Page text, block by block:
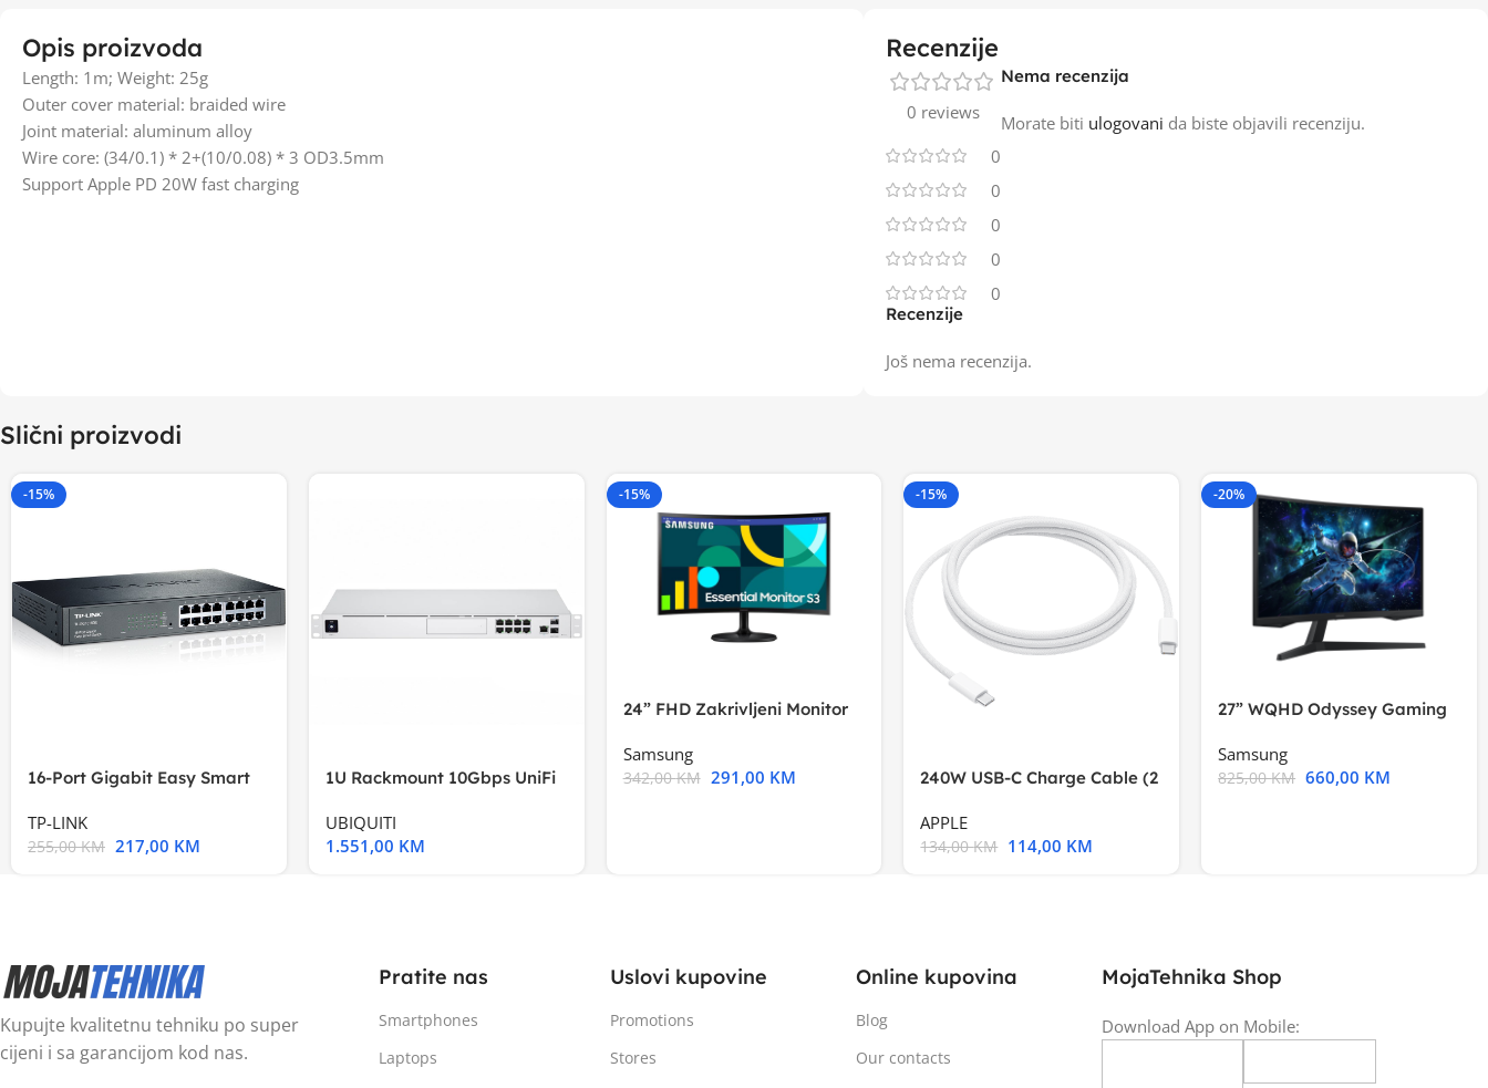
Opis proizvoda
Length: 1m; Weight: 25g
Outer cover material: braided wire
Joint material: aluminum alloy
Wire core: (34/0.1) * 2+(10/0.08) * 3 OD3.5mm
Support Apple PD 20W fast charging
Recenzije
0 reviews
0
0
0
0
0
Recenzije
Još nema recenzija.
Nema recenzija
Morate biti ulogovani da biste objavili recenziju.
Slični proizvodi
-15%
16-Port Gigabit Easy Smart
TP-LINK
255,00KM 217,00 KM
1U Rackmount 10Gbps UniFi
UBIQUITI
1.551,00 KM
-15%
24” FHD Zakrivljeni Monitor
Samsung
342,00KM 291,00 KM
-15%
240W USB-C Charge Cable (2
APPLE
134,00KM 114,00 KM
-20%
27” WQHD Odyssey Gaming
Samsung
825,00KM 660,00 KM
Kupujte kvalitetnu tehniku po super
cijeni i sa garancijom kod nas.
Pratite nas
Smartphones
Laptops
Uslovi kupovine
Promotions
Stores
Online kupovina
Blog
Our contacts
MojaTehnika Shop
Download App on Mobile: